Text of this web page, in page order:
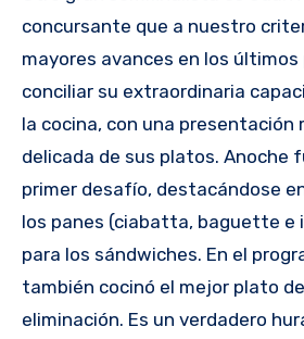
concursante que a nuestro
mayores avances en los últimos
conciliar su extraordinaria
la cocina, con una presentación
delicada de sus platos. Anoche
primer desafío, destacándose
los panes (ciabatta, baguette e
para los sándwiches. En el
también cocinó el mejor plato
eliminación. Es un verdadero